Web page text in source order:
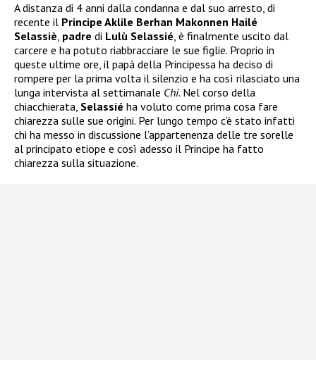
A distanza di 4 anni dalla condanna e dal suo arresto, di
recente il Principe Aklile Berhan Makonnen Hailé
Selassiè, padre di Lulù Selassié, è finalmente uscito dal
carcere e ha potuto riabbracciare le sue figlie. Proprio in
queste ultime ore, il papà della Principessa ha deciso di
rompere per la prima volta il silenzio e ha così rilasciato una
lunga intervista al settimanale Chi. Nel corso della
chiacchierata, Selassié ha voluto come prima cosa fare
chiarezza sulle sue origini. Per lungo tempo c’è stato infatti
chi ha messo in discussione l’appartenenza delle tre sorelle
al principato etiope e così adesso il Principe ha fatto
chiarezza sulla situazione.